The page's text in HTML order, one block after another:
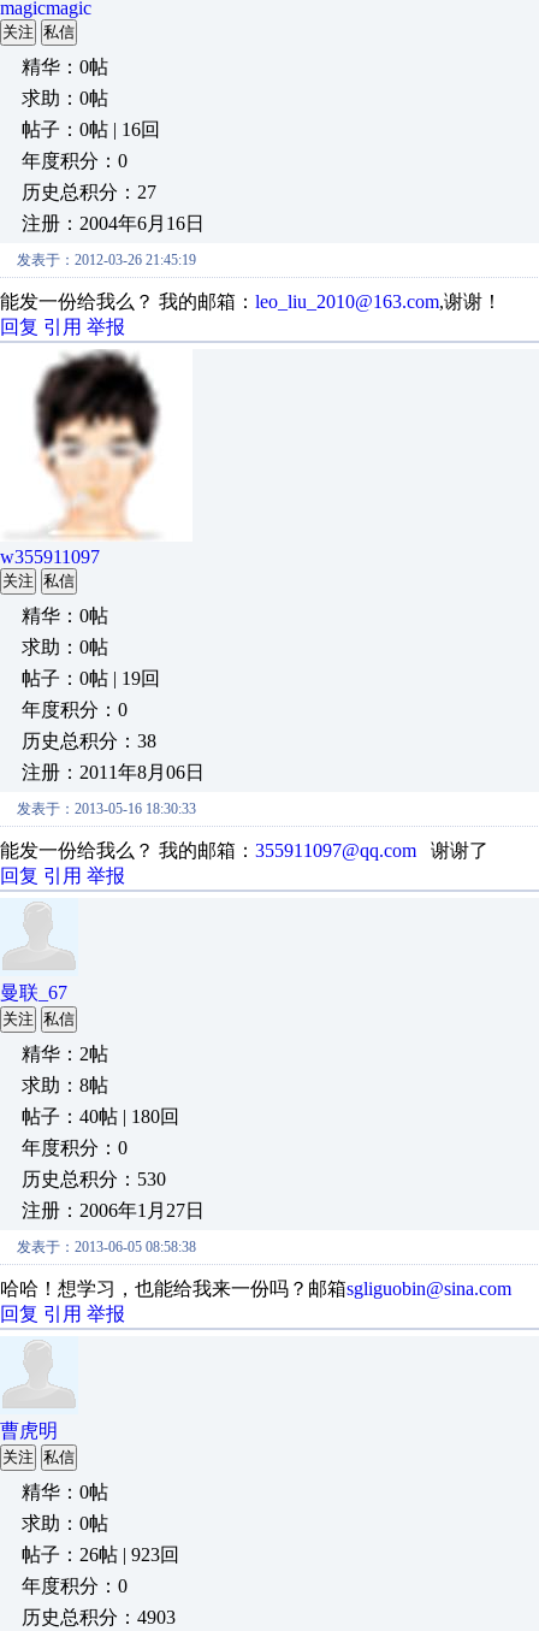
magicmagic
关注 私信
精华：0帖
求助：0帖
帖子：0帖 | 16回
年度积分：0
历史总积分：27
注册：2004年6月16日
发表于：2012-03-26 21:45:19
能发一份给我么？ 我的邮箱： leo_liu_2010@163.com,谢谢！
回复 引用 举报
w355911097
关注 私信
精华：0帖
求助：0帖
帖子：0帖 | 19回
年度积分：0
历史总积分：38
注册：2011年8月06日
发表于：2013-05-16 18:30:33
能发一份给我么？ 我的邮箱： 355911097@qq.com 谢谢了
回复 引用 举报
曼联_67
关注 私信
精华：2帖
求助：8帖
帖子：40帖 | 180回
年度积分：0
历史总积分：530
注册：2006年1月27日
发表于：2013-06-05 08:58:38
哈哈！想学习，也能给我来一份吗？邮箱sgliguobin@sina.com
回复 引用 举报
曹虎明
关注 私信
精华：0帖
求助：0帖
帖子：26帖 | 923回
年度积分：0
历史总积分：4903